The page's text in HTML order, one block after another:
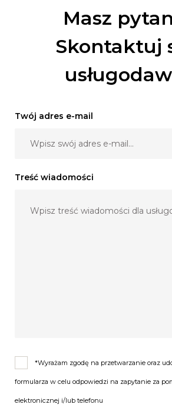
Masz
Skontaktuj
Twój adres e-mail
Treść wiadomości
*Wyrażam zgodę na przetwarzanie oraz
formularza w celu odpowiedzi na zapytanie za
elektronicznej i/lub telefonu